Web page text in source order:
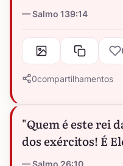
Salmo 139:14
0compartilhamentos
"Quem é este rei
dos exércitos! É
Salmo 26:10